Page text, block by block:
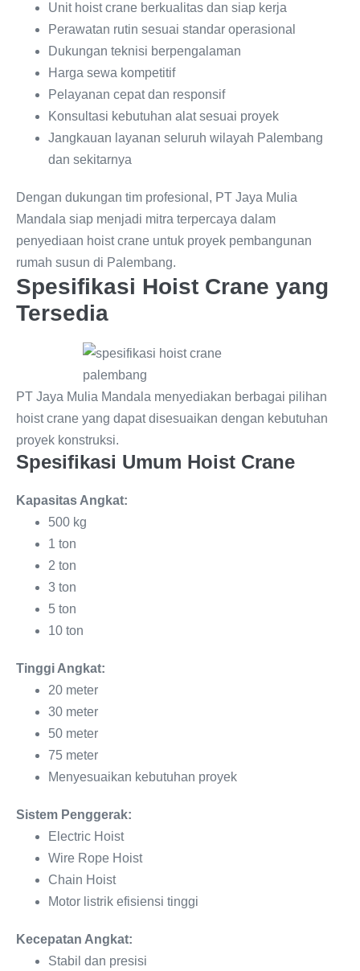
Unit hoist crane berkualitas dan siap kerja
Perawatan rutin sesuai standar operasional
Dukungan teknisi berpengalaman
Harga sewa kompetitif
Pelayanan cepat dan responsif
Konsultasi kebutuhan alat sesuai proyek
Jangkauan layanan seluruh wilayah Palembang
dan sekitarnya
Dengan dukungan tim profesional, PT Jaya Mulia
Mandala siap menjadi mitra terpercaya dalam
penyediaan hoist crane untuk proyek pembangunan
rumah susun di Palembang.
Spesifikasi Hoist Crane yang
Tersedia
PT Jaya Mulia Mandala menyediakan berbagai pilihan
hoist crane yang dapat disesuaikan dengan kebutuhan
proyek konstruksi.
Spesifikasi Umum Hoist Crane
Kapasitas Angkat:
500 kg
1 ton
2 ton
3 ton
5 ton
10 ton
Tinggi Angkat:
20 meter
30 meter
50 meter
75 meter
Menyesuaikan kebutuhan proyek
Sistem Penggerak:
Electric Hoist
Wire Rope Hoist
Chain Hoist
Motor listrik efisiensi tinggi
Kecepatan Angkat:
Stabil dan presisi